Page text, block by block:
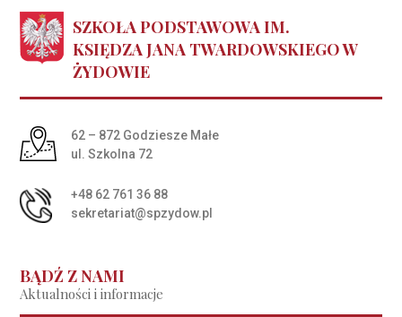
SZKOŁA PODSTAWOWA IM.
KSIĘDZA JANA TWARDOWSKIEGO W
ŻYDOWIE
Adres pocztowy:
62 – 872 Godziesze Małe
ul. Szkolna 72
+48 62 761 36 88
sekretariat@spzydow.pl
BĄDŹ Z NAMI
Aktualności i informacje